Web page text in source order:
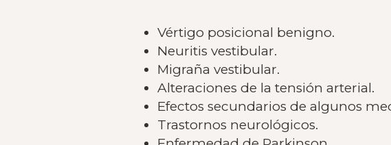
Vértigo posicional benigno.
Neuritis vestibular.
Migraña vestibular.
Alteraciones de la tensión arterial.
Efectos secundarios de algunos
Trastornos neurológicos.